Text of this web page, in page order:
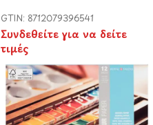
GTIN: 8712079396541
Συνδεθείτε για να δείτε
τιμές